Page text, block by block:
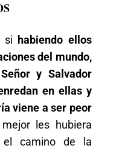
si habiendo ellos
del mundo,
y Salvador
en ellas y
viene a ser peor
les hubiera
el camino de la